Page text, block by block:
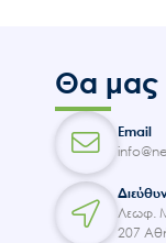
Θα μας
Email
Λεωφ.
207